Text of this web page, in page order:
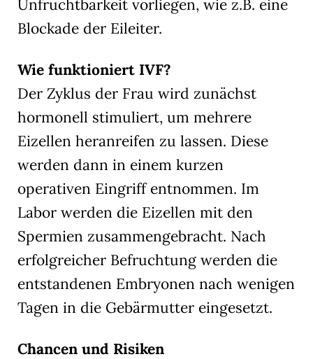
Unfruchtbarkeit vorliegen, wie z.B. eine
Blockade der Eileiter.
Wie funktioniert IVF?
Der Zyklus der Frau wird zunächst
hormonell stimuliert, um mehrere
Eizellen heranreifen zu lassen. Diese
werden dann in einem kurzen
operativen Eingriff entnommen. Im
Labor werden die Eizellen mit den
Spermien zusammengebracht. Nach
erfolgreicher Befruchtung werden die
entstandenen Embryonen nach wenigen
Tagen in die Gebärmutter eingesetzt.
Chancen und Risiken